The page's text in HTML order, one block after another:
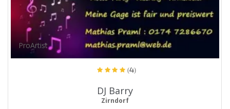
ProArtist
(4)
DJ Barry
Zirndorf